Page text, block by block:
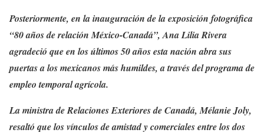
Posteriormente, en la inauguración de la exposición fotográfica
“80 años de relación México-Canadá”, Ana Lilia Rivera
agradeció que en los últimos 50 años esta nación abra sus
puertas a los mexicanos más humildes, a través del programa de
empleo temporal agrícola.
La ministra de Relaciones Exteriores de Canadá, Mélanie Joly,
resaltó que los vínculos de amistad y comerciales entre los dos